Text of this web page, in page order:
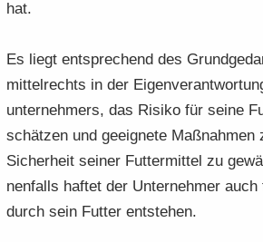
hat.
Es liegt ent­spre­chend des
mit­tel­rechts in der
un­ter­neh­mers, das Ri­si­ko für seine
schät­zen und ge­eig­ne­te Maß­nah­men
Si­cher­heit sei­ner Fut­ter­mit­tel zu
nen­falls haf­tet der Un­ter­neh­mer
durch sein Fut­ter ent­ste­hen.